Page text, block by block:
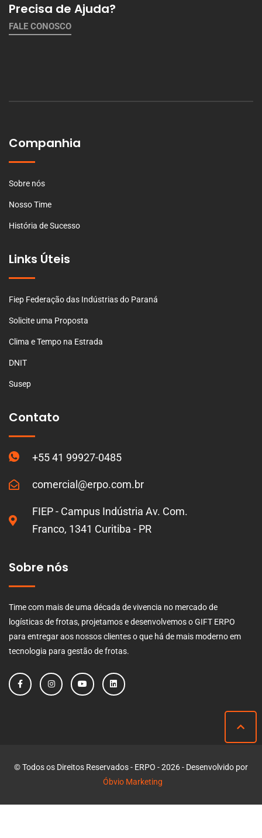
Precisa de Ajuda?
FALE CONOSCO
Companhia
Sobre nós
Nosso Time
História de Sucesso
Links Úteis
Fiep Federação das Indústrias do Paraná
Solicite uma Proposta
Clima e Tempo na Estrada
DNIT
Susep
Contato
+55 41 99927-0485
comercial@erpo.com.br
FIEP - Campus Indústria Av. Com.
Franco, 1341 Curitiba - PR
Sobre nós
Time com mais de uma década de vivencia no mercado de
logísticas de frotas, projetamos e desenvolvemos o GIFT ERPO
para entregar aos nossos clientes o que há de mais moderno em
tecnologia para gestão de frotas.
© Todos os Direitos Reservados - ERPO - 2026 - Desenvolvido por
Óbvio Marketing